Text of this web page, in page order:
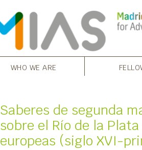
WHO WE ARE
Saberes de segunda
sobre el Río de la
europeas (siglo XVI-